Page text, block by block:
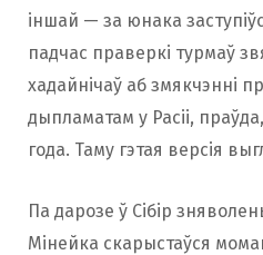
іншай — за юнака
падчас праверкі турмаў
хадайнічаў аб змякчэнні
дыпламатам у Расіі,
года. Таму гэтая версія
Па дарозе ў Сібір
Мінейка скарыстаўся